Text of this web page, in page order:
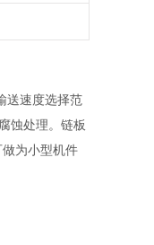
送速度选择范
蚀处理。链板
为小型机件